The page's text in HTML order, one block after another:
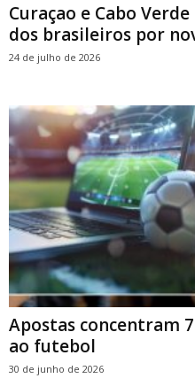
Curaçao e Cabo
dos brasileiros por
24 de julho de 2026
Apostas concentram
ao futebol
30 de junho de 2026